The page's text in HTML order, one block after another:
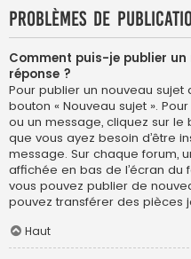
Problèmes de
Comment puis-je publier
réponse ?
Pour publier un nouveau sujet
bouton « Nouveau sujet ».
ou un message, cliquez sur le
que vous ayez besoin d’être
message. Sur chaque forum,
affichée en bas de l’écran du
vous pouvez publier de
pouvez transférer des pièces
Haut